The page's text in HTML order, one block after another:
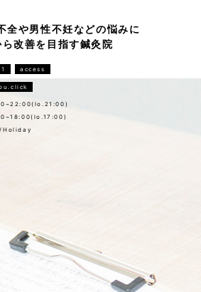
全や男性不妊などの悩みに
改善を目指す鍼灸院
access
Holiday